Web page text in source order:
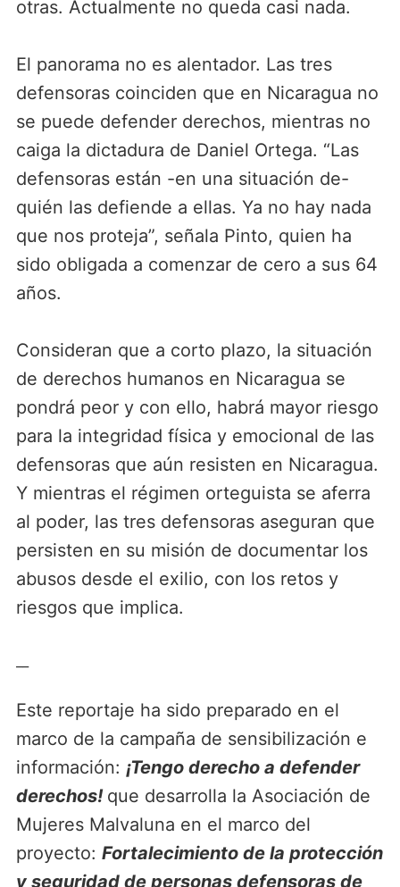
otras. Actualmente no queda casi nada.
El panorama no es alentador. Las tres
defensoras coinciden que en Nicaragua no
se puede defender derechos, mientras no
caiga la dictadura de Daniel Ortega. “Las
defensoras están -en una situación de-
quién las defiende a ellas. Ya no hay nada
que nos proteja”, señala Pinto, quien ha
sido obligada a comenzar de cero a sus 64
años.
Consideran que a corto plazo, la situación
de derechos humanos en Nicaragua se
pondrá peor y con ello, habrá mayor riesgo
para la integridad física y emocional de las
defensoras que aún resisten en Nicaragua.
Y mientras el régimen orteguista se aferra
al poder, las tres defensoras aseguran que
persisten en su misión de documentar los
abusos desde el exilio, con los retos y
riesgos que implica.
Este reportaje ha sido preparado en el
marco de la campaña de sensibilización e
información: ¡Tengo derecho a defender
derechos! que desarrolla la Asociación de
Mujeres Malvaluna en el marco del
proyecto: Fortalecimiento de la protección
y seguridad de personas defensoras de